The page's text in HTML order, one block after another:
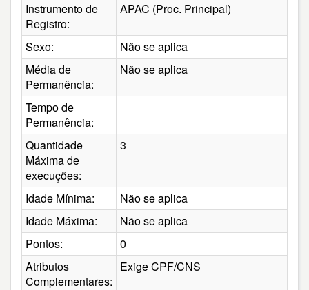
Instrumento de
Registro:
APAC (Proc. Principal)
Sexo:
Não se aplica
Média de
Permanência:
Não se aplica
Tempo de
Permanência:
Quantidade
Máxima de
execuções:
3
Idade Mínima:
Não se aplica
Idade Máxima:
Não se aplica
Pontos:
0
Atributos
Complementares:
Exige CPF/CNS